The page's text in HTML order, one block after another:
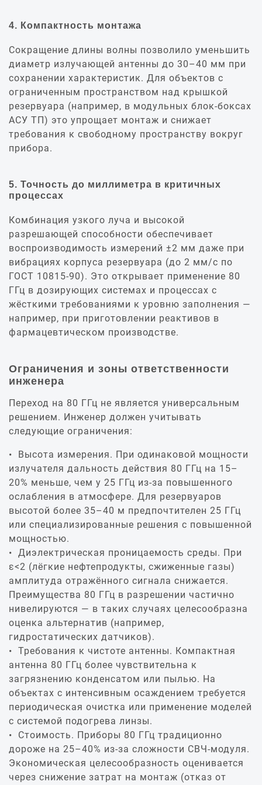
4. Компактность монтажа
Сокращение длины волны позволило уменьшить
диаметр излучающей антенны до 30–40 мм при
сохранении характеристик. Для объектов с
ограниченным пространством над крышкой
резервуара (например, в модульных блок‑боксах
АСУ ТП) это упрощает монтаж и снижает
требования к свободному пространству вокруг
прибора.
5. Точность до миллиметра в критичных
процессах
Комбинация узкого луча и высокой
разрешающей способности обеспечивает
воспроизводимость измерений ±2 мм даже при
вибрациях корпуса резервуара (до 2 мм/с по
ГОСТ 10815-90). Это открывает применение 80
ГГц в дозирующих системах и процессах с
жёсткими требованиями к уровню заполнения —
например, при приготовлении реактивов в
фармацевтическом производстве.
Ограничения и зоны ответственности
инженера
Переход на 80 ГГц не является универсальным
решением. Инженер должен учитывать
следующие ограничения:
Высота измерения. При одинаковой мощности
излучателя дальность действия 80 ГГц на 15–
20% меньше, чем у 25 ГГц из‑за повышенного
ослабления в атмосфере. Для резервуаров
высотой более 35–40 м предпочтителен 25 ГГц
или специализированные решения с повышенной
мощностью.
Диэлектрическая проницаемость среды. При
ε<2 (лёгкие нефтепродукты, сжиженные газы)
амплитуда отражённого сигнала снижается.
Преимущества 80 ГГц в разрешении частично
нивелируются — в таких случаях целесообразна
оценка альтернатив (например,
гидростатических датчиков).
Требования к чистоте антенны. Компактная
антенна 80 ГГц более чувствительна к
загрязнению конденсатом или пылью. На
объектах с интенсивным осаждением требуется
периодическая очистка или применение моделей
с системой подогрева линзы.
Стоимость. Приборы 80 ГГц традиционно
дороже на 25–40% из‑за сложности СВЧ‑модуля.
Экономическая целесообразность оценивается
через снижение затрат на монтаж (отказ от